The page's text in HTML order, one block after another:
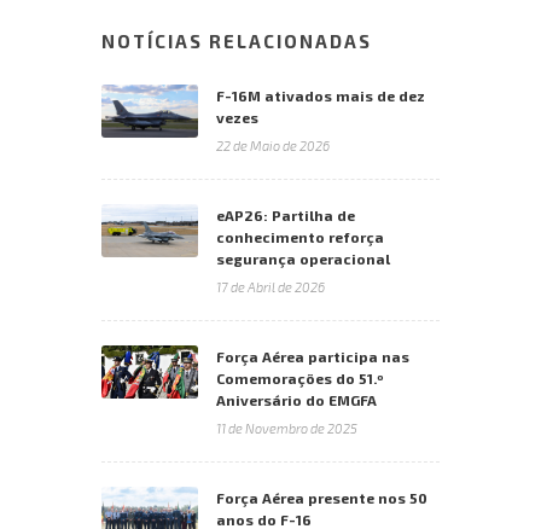
NOTÍCIAS RELACIONADAS
F-16M ativados mais de dez
vezes
22 de Maio de 2026
eAP26: Partilha de
conhecimento reforça
segurança operacional
17 de Abril de 2026
Força Aérea participa nas
Comemorações do 51.º
Aniversário do EMGFA
11 de Novembro de 2025
Força Aérea presente nos 50
anos do F-16